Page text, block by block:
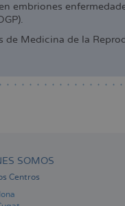
embriones
de Medicina de la
SOMOS
Centros